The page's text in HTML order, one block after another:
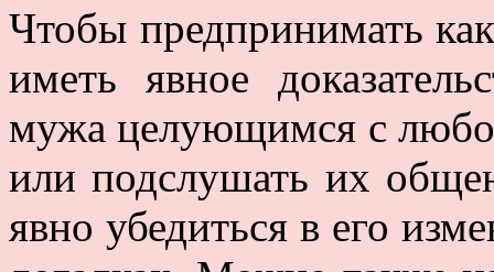
Чтобы предпринимать
иметь явное
мужа целующимся с
или подслушать их
явно убедиться в его